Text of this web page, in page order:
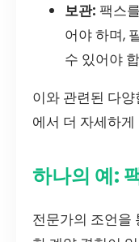
보관: 팩스
어야 하며,
수 있어야
이와 관련된 다
에서 더 자세하
하나의 예:
전문가의 조언을